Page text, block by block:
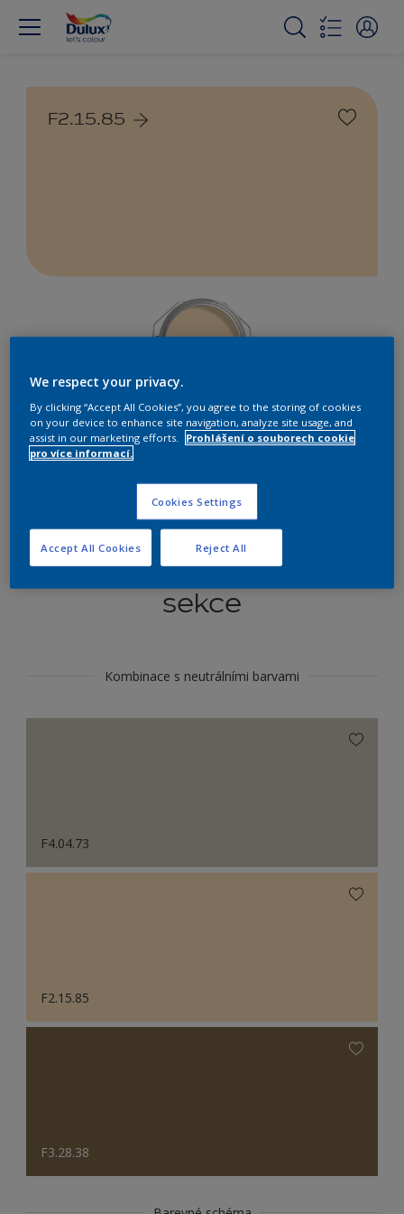
F2.15.85
Najít výrobek v tomto odstínu
Koordinovat barevné
sekce
Kombinace s neutrálními barvami
F4.04.73
F2.15.85
F3.28.38
We respect your privacy.
By clicking “Accept All Cookies”, you agree to the storing of cookies
on your device to enhance site navigation, analyze site usage, and
assist in our marketing efforts.
Prohlášení o souborech cookie
pro více informací.
Cookies Settings
Reject All
Accept All Cookies